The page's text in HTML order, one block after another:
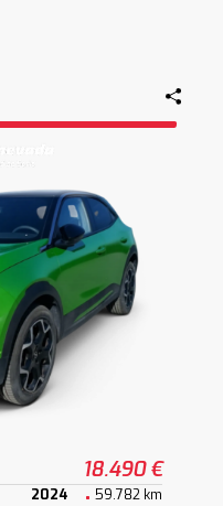
18.490 €
2024 59.782 km